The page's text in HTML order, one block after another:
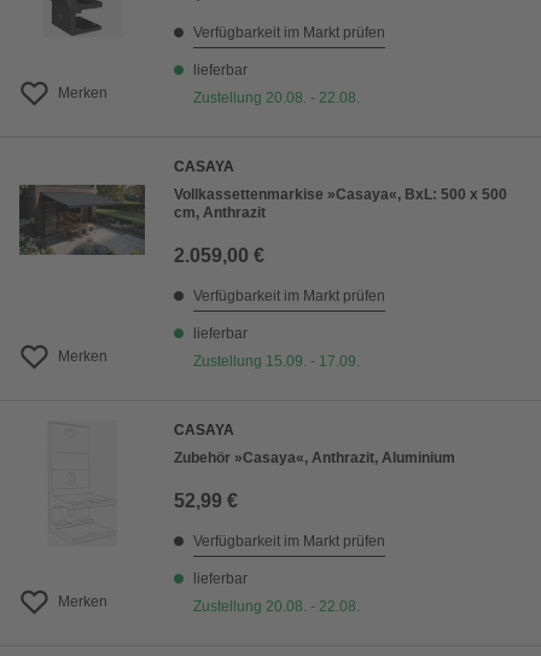
Merken
Verfügbarkeit im Markt prüfen
lieferbar
Zustellung 20.08. - 22.08.
Merken
CASAYA
Vollkassettenmarkise »Casaya«, BxL: 500 x 500
cm, Anthrazit
2.059,00 €
Verfügbarkeit im Markt prüfen
lieferbar
Zustellung 15.09. - 17.09.
Merken
CASAYA
Zubehör »Casaya«, Anthrazit, Aluminium
52,99 €
Verfügbarkeit im Markt prüfen
lieferbar
Zustellung 20.08. - 22.08.